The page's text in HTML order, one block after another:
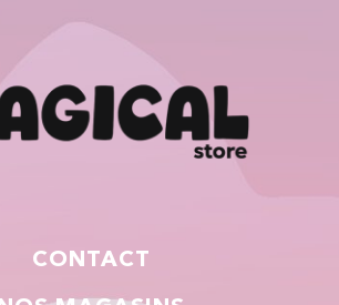
CONTACT